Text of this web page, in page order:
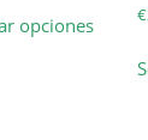
€3.25
opciones
€